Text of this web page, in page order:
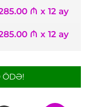
₼ x 12 ay
₼ x 12 ay
ÖDƏ!